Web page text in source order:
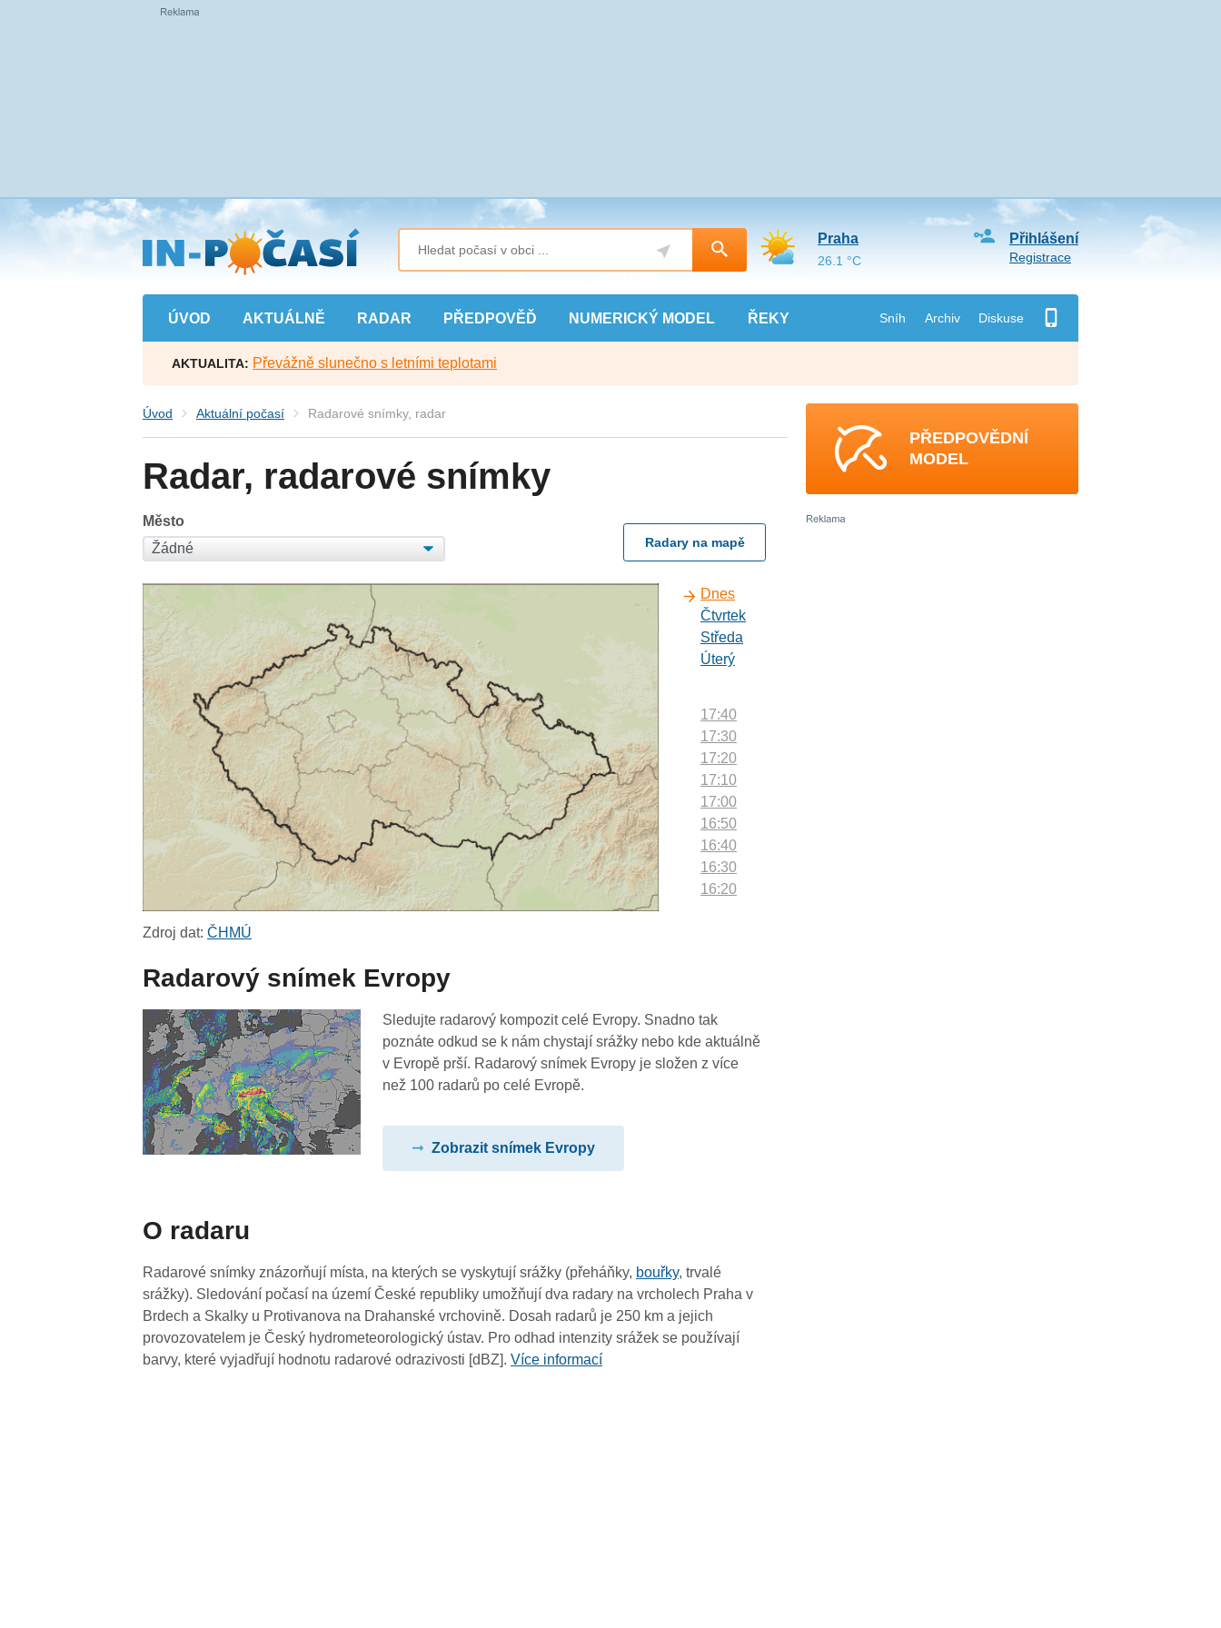
Přejít
na
hlavní
obsah
ÚVOD AKTUÁLNĚ RADAR PŘEDPOVĚĎ NUMERICKÝ MODEL ŘEKY Sníh Archiv Diskuse
Přihlášení
Registrace
Praha
26.1 °C
AKTUALITA: Převážně slunečno s letními teplotami
Úvod Aktuální počasí Radarové snímky, radar
Radar, radarové snímky
Město
Radary na mapě
Dnes
Čtvrtek
Středa
Úterý
17:40
17:30
17:20
17:10
17:00
16:50
16:40
16:30
16:20
15:20
15:10
15:00
13:20
13:10
13:00
12:50
Zdroj dat:ČHMÚ
Radarový snímek Evropy
Sledujte radarový kompozit celé Evropy. Snadno tak
poznáte odkud se k nám chystají srážky nebo kde aktuálně
v Evropě prší. Radarový snímek Evropy je složen z více
než 100 radarů po celé Evropě.
Zobrazit snímek Evropy
O radaru
Radarové snímky znázorňují místa, na kterých se vyskytují srážky (přeháňky, bouřky, trvalé
srážky). Sledování počasí na území České republiky umožňují dva radary na vrcholech Praha v
Brdech a Skalky u Protivanova na Drahanské vrchovině. Dosah radarů je 250 km a jejich
provozovatelem je Český hydrometeorologický ústav. Pro odhad intenzity srážek se používají
barvy, které vyjadřují hodnotu radarové odrazivosti [dBZ].Více informací
PŘEDPOVĚDNÍ
MODEL